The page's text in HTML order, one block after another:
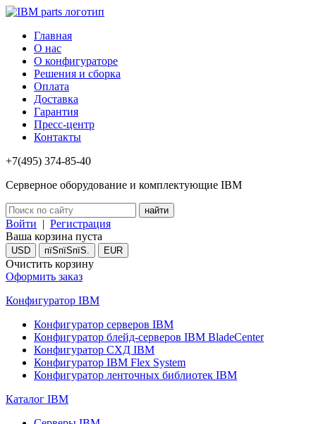
Главная
О нас
О конфигураторе
Решения и сборка
Оплата
Доставка
Гарантия
Пресс-центр
Контакты
+7(495) 374-85-40
Серверное оборудование и комплектующие IBM
Войти | Регистрация
Ваша корзина пуста
USD пїЅпїЅпїЅ. EUR
Очистить корзину
Оформить заказ
Конфигуратор IBM
Конфигуратор серверов IBM
Конфигуратор блейд-серверов IBM BladeCenter
Конфигуратор СХД IBM
Конфигуратор IBM Flex System
Конфигуратор ленточных библиотек IBM
Каталог IBM